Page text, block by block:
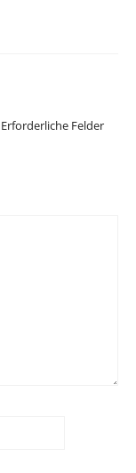
Erforderliche Felder